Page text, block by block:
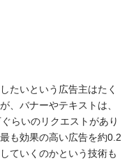
たいという広告主はたく
、バナーやテキストは、
らいのリクエストがあり
も効果の高い広告を約0.2
ていくのかという技術も